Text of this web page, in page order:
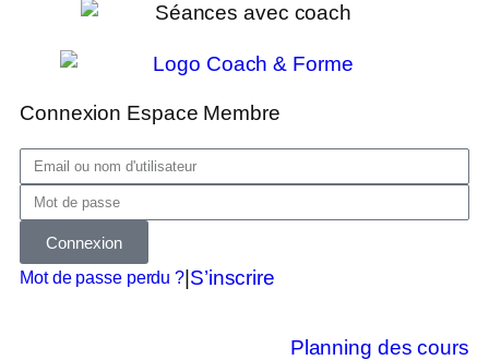
Connexion Espace Membre
Connexion
Mot de passe perdu ? S’inscrire
Planning des cours